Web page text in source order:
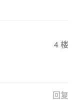
4 楼
回复